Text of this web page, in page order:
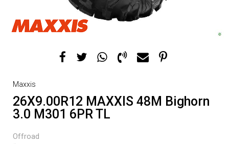
Maxxis
26X9.00R12 MAXXIS 48M Bighorn
3.0 M301 6PR TL
Offroad